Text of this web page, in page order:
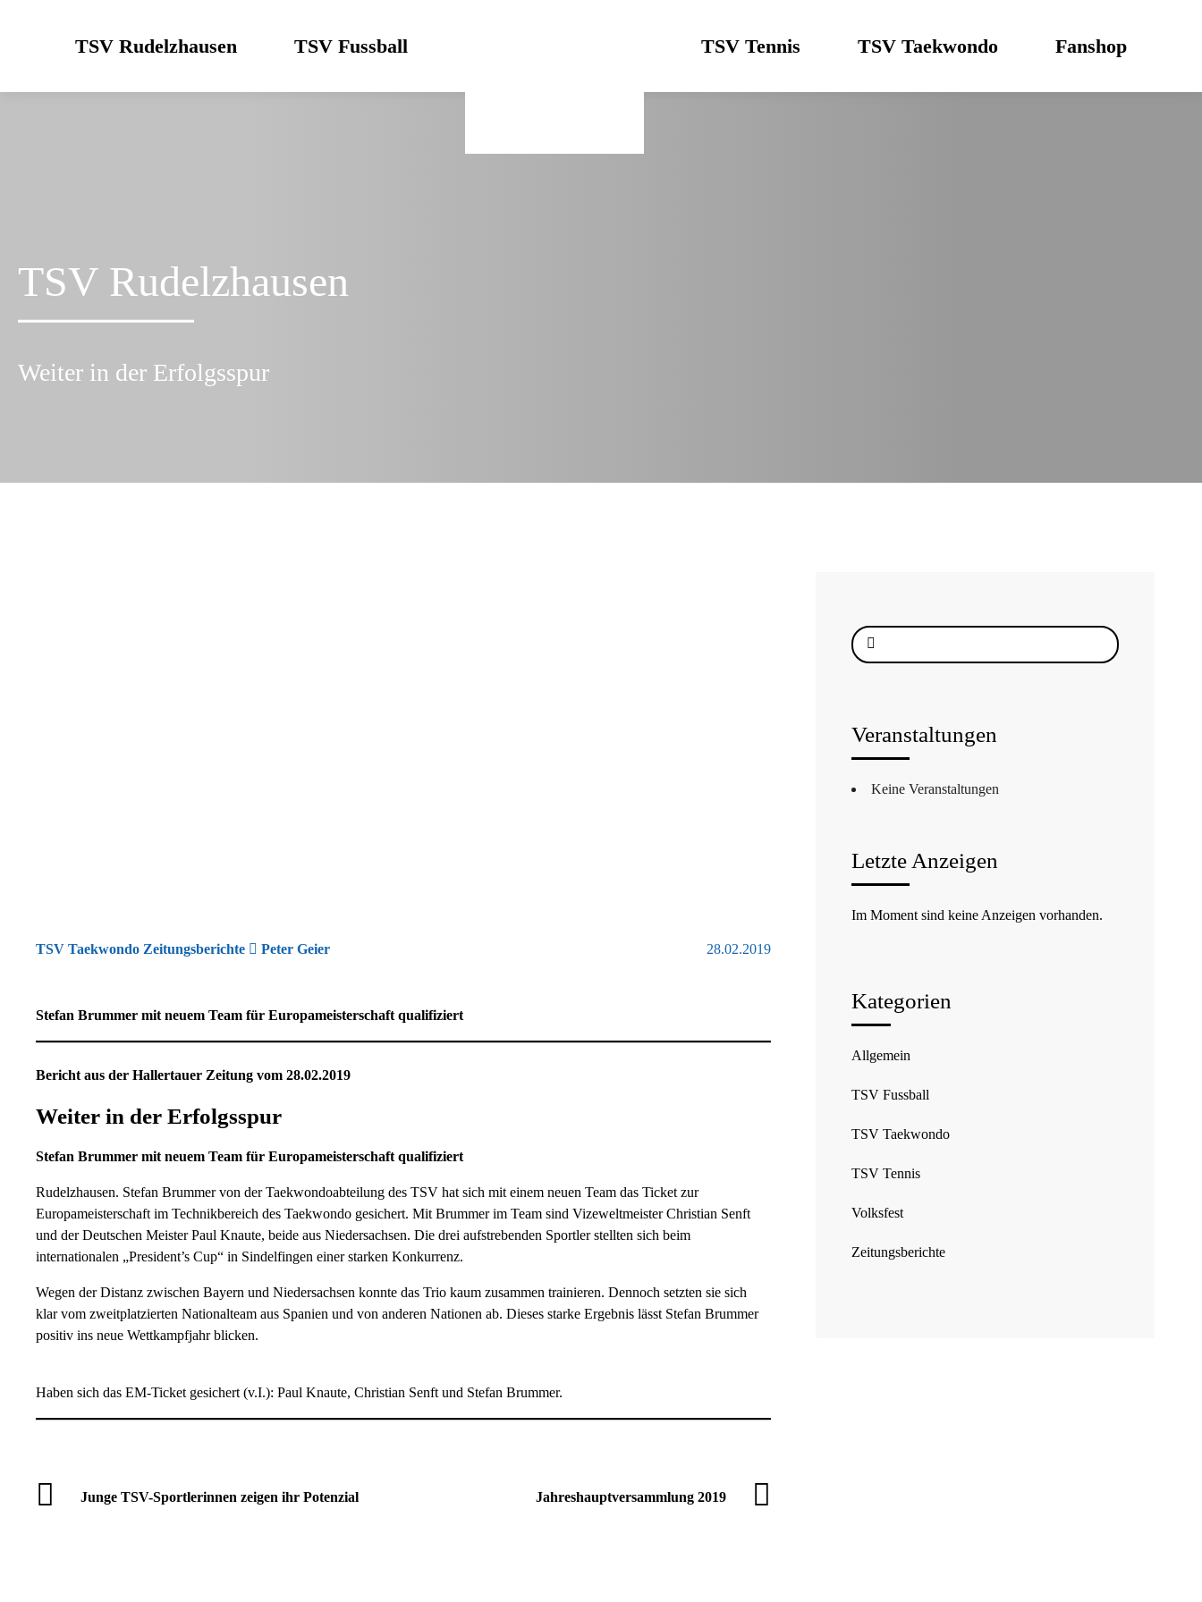
TSV Rudelzhausen TSV Fussball TSV Tennis TSV Taekwondo Fanshop
TSV Rudelzhausen
Weiter in der Erfolgsspur
TSV Taekwondo Zeitungsberichte Peter Geier 28.02.2019
Stefan Brummer mit neuem Team für Europameisterschaft qualifiziert
Bericht aus der Hallertauer Zeitung vom 28.02.2019
Weiter in der Erfolgsspur
Stefan Brummer mit neuem Team für Europameisterschaft qualifiziert
Rudelzhausen. Stefan Brummer von der Taekwondoabteilung des TSV hat sich mit einem neuen Team das Ticket zur
Europameisterschaft im Technikbereich des Taekwondo gesichert. Mit Brummer im Team sind Vizeweltmeister Christian Senft
und der Deutschen Meister Paul Knaute, beide aus Niedersachsen. Die drei aufstrebenden Sportler stellten sich beim
internationalen „President’s Cup“ in Sindelfingen einer starken Konkurrenz.
Wegen der Distanz zwischen Bayern und Niedersachsen konnte das Trio kaum zusammen trainieren. Dennoch setzten sie sich
klar vom zweitplatzierten Nationalteam aus Spanien und von anderen Nationen ab. Dieses starke Ergebnis lässt Stefan Brummer
positiv ins neue Wettkampfjahr blicken.
Haben sich das EM-Ticket gesichert (v.I.): Paul Knaute, Christian Senft und Stefan Brummer.
Junge TSV-Sportlerinnen zeigen ihr Potenzial Jahreshauptversammlung 2019
Suche
nach:
Veranstaltungen
Keine Veranstaltungen
Letzte Anzeigen
Im Moment sind keine Anzeigen vorhanden.
Kategorien
Allgemein
TSV Fussball
TSV Taekwondo
TSV Tennis
Volksfest
Zeitungsberichte